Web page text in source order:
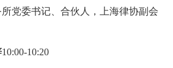
党委书记、合伙人，上海律协副会
10:00-10:20